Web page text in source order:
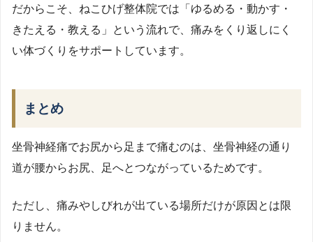
だからこそ、ねこひげ整体院では「ゆるめる・動かす・
きたえる・教える」という流れで、痛みをくり返しにく
い体づくりをサポートしています。
まとめ
坐骨神経痛でお尻から足まで痛むのは、坐骨神経の通り
道が腰からお尻、足へとつながっているためです。
ただし、痛みやしびれが出ている場所だけが原因とは限
りません。